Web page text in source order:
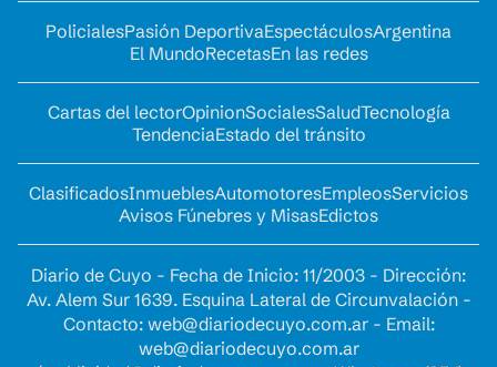
PolicialesPasión DeportivaEspectáculosArgentina
El MundoRecetasEn las redes
Cartas del lectorOpinionSocialesSaludTecnología
TendenciaEstado del tránsito
ClasificadosInmueblesAutomotoresEmpleosServicios
Avisos Fúnebres y MisasEdictos
Diario de Cuyo - Fecha de Inicio: 11/2003 - Dirección:
Av. Alem Sur 1639. Esquina Lateral de Circunvalación -
Contacto: web@diariodecuyo.com.ar- Email:
web@diariodecuyo.com.ar